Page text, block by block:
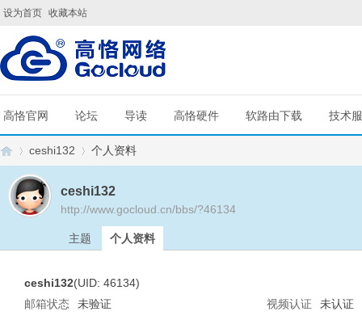
设为首页 收藏本站
高恪官网 论坛 导读 高恪硬件 软路由下载 技术
ceshi132 个人资料
ceshi132
http://www.gocloud.cn/bbs/?46134
主题 个人资料
ceshi132(UID: 46134)
邮箱状态
未验证 视频认证 未认证